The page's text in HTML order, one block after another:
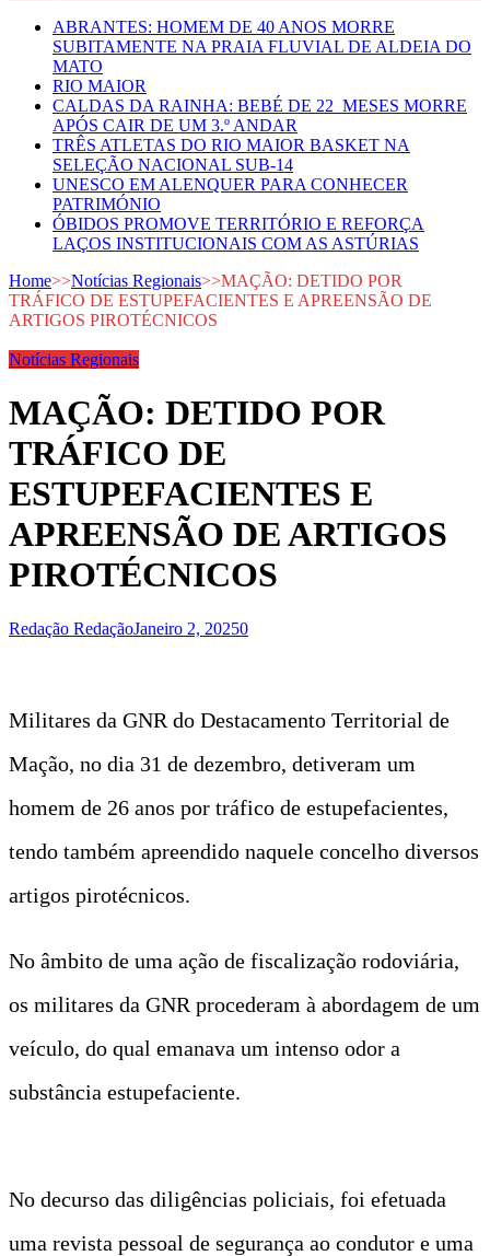
ABRANTES: HOMEM DE 40 ANOS MORRE
SUBITAMENTE NA PRAIA FLUVIAL DE ALDEIA DO
MATO
RIO MAIOR
CALDAS DA RAINHA: BEBÉ DE 22 MESES MORRE
APÓS CAIR DE UM 3.º ANDAR
TRÊS ATLETAS DO RIO MAIOR BASKET NA
SELEÇÃO NACIONAL SUB-14
UNESCO EM ALENQUER PARA CONHECER
PATRIMÓNIO
ÓBIDOS PROMOVE TERRITÓRIO E REFORÇA
LAÇOS INSTITUCIONAIS COM AS ASTÚRIAS
Home>>Notícias Regionais>>MAÇÃO: DETIDO POR
TRÁFICO DE ESTUPEFACIENTES E APREENSÃO DE
ARTIGOS PIROTÉCNICOS
Notícias Regionais
MAÇÃO: DETIDO POR
TRÁFICO DE
ESTUPEFACIENTES E
APREENSÃO DE ARTIGOS
PIROTÉCNICOS
Redação RedaçãoJaneiro 2, 20250
Militares da GNR do Destacamento Territorial de
Mação, no dia 31 de dezembro, detiveram um
homem de 26 anos por tráfico de estupefacientes,
tendo também apreendido naquele concelho diversos
artigos pirotécnicos.
No âmbito de uma ação de fiscalização rodoviária,
os militares da GNR procederam à abordagem de um
veículo, do qual emanava um intenso odor a
substância estupefaciente.
No decurso das diligências policiais, foi efetuada
uma revista pessoal de segurança ao condutor e uma